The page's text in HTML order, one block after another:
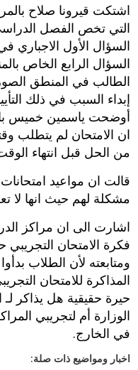
اشتكت قيرونا صلاح
التي تخص الفصل
السؤال الأول الاجباري
السؤال الرابع الخاص
الطالب في المنطق
إبداء السبب في ذلك
أوضحت ياسمين خميس
ان الامتحان لم يتطلب
من الحل قبل انتهاء
قالت ان مواعيد امتحانات
مشكلة لهم حيث انها لا
اشارت الى ان مراكز
فكرة الامتحان
ومتابعته لأن الطلاب
المذاكرة للامتحان
حيرة حقيقية هل يذاكر لـ
الوزارة أم لتجريبي
في الخارج.
اخبار ومواضيع ذات صلة: